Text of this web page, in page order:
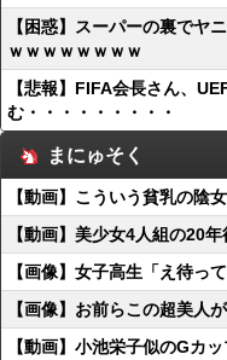
【困惑】スーパーの裏でヤ
ｗｗｗｗｗｗｗｗ
【悲報】FIFA会長さん、
む・・・・・・・・・
まにゅそく
【動画】こういう貧乳の陰
【動画】美少女4人組の20
【画像】女子高生「え待っ
【画像】お前らこの超美人
【動画】小池栄子似のGカ